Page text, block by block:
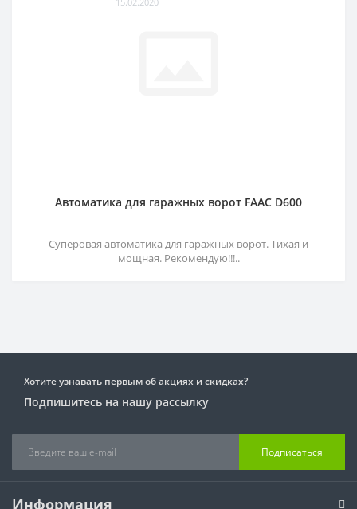
Автоматика для гаражных ворот FAAC D600
Суперовая автоматика для гаражных ворот. Тихая и
мощная. Рекомендую!!!..
Хотите узнавать первым об акциях и скидках?
Подпишитесь на нашу рассылку
Подписаться
Информация